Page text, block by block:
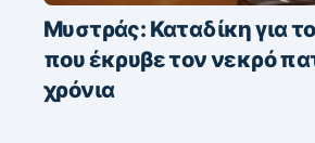
Μυστράς: Καταδίκη για
που έκρυβε τον νεκρό
χρόνια